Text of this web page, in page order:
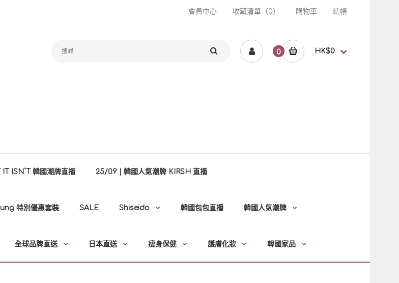
會員中心 收藏清單（0） 購物車 結帳
0 HK$0
IT ISN`T 韓國潮牌直播 25/09 | 韓國人氣潮牌 KIRSH 直播
特別優惠套裝 SALE Shiseido 韓國包包直播 韓國人氣潮牌
全球品牌直送 日本直送 瘦身保健 護膚化妝 韓國家品